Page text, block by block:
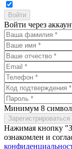
Войти через
Минимум 8
Нажимая кнопку
ознакомлен и